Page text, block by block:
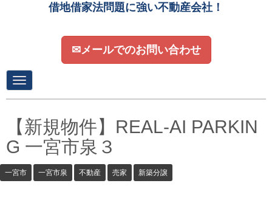
借地借家法問題に強い不動産会社！
✉メールでのお問い合わせ
N
a
v
g
a
t
n
【新規物件】REAL-AI PARKIN
G 一宮市泉３
一宮市 一宮市泉 不動産 売家 新築分譲